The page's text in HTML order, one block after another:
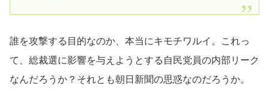
誰を攻撃する目的なのか、本当にキモチワルイ。これっ
て、総裁選に影響を与えようとする自民党員の内部リーク
なんだろうか？それとも朝日新聞の思惑なのだろうか。